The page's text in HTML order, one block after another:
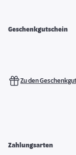
Geschenkgutschein
Zu den
Zahlungsarten